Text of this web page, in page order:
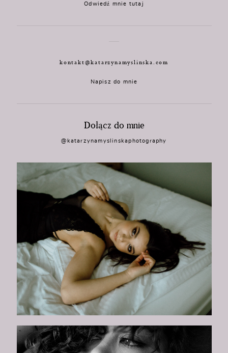
Odwiedź mnie tutaj
kontakt@katarzynamyslinska.com
Napisz do mnie
Dołącz do mnie
@katarzynamyslinskaphotography